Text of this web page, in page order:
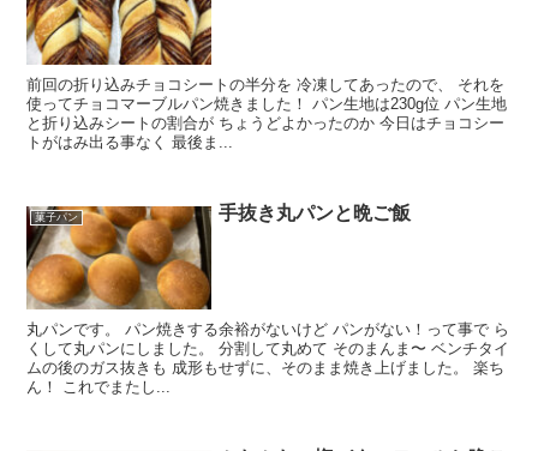
前回の折り込みチョコシートの半分を 冷凍してあったので、 それを
使ってチョコマーブルパン焼きました！ パン生地は230g位 パン生地
と折り込みシートの割合が ちょうどよかったのか 今日はチョコシー
トがはみ出る事なく 最後ま...
菓子パン 手抜き丸パンと晩ご飯
丸パンです。 パン焼きする余裕がないけど パンがない！って事で ら
くして丸パンにしました。 分割して丸めて そのまんま〜 ベンチタイ
ムの後のガス抜きも 成形もせずに、そのまま焼き上げました。 楽ち
ん！ これでまたし...